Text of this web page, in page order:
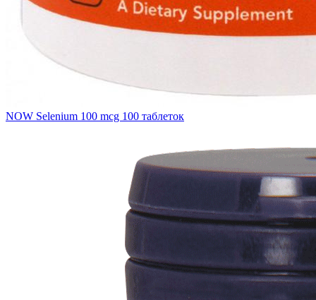
NOW Selenium 100 mcg 100 таблеток